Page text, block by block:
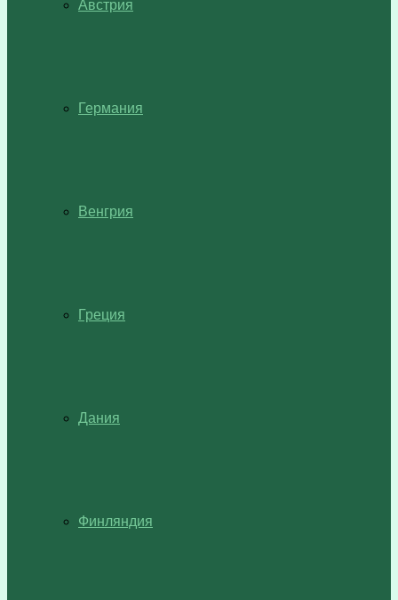
Австрия
Германия
Венгрия
Греция
Дания
Финляндия